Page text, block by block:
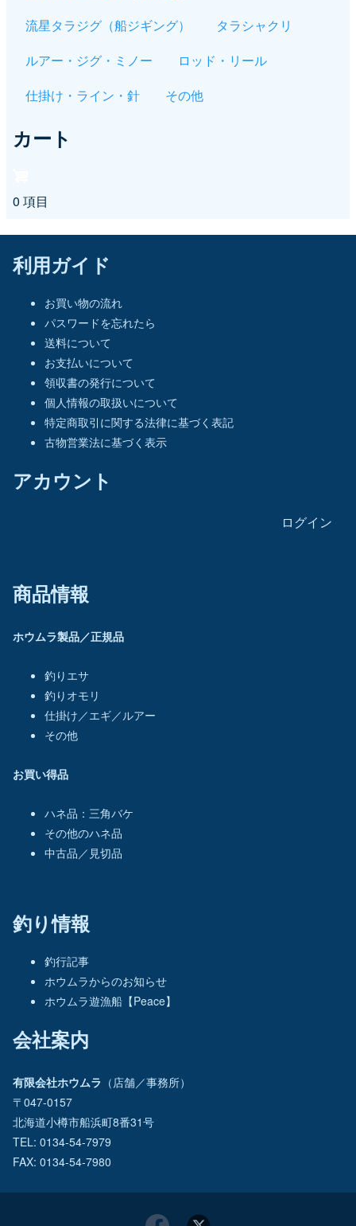
流星タラジグ（船ジギング）
タラシャクリ
ルアー・ジグ・ミノー
ロッド・リール
仕掛け・ライン・針
その他
カート
0 項目
利用ガイド
お買い物の流れ
パスワードを忘れたら
送料について
お支払いについて
領収書の発行について
個人情報の取扱いについて
特定商取引に関する法律に基づく表記
古物営業法に基づく表示
アカウント
ログイン
商品情報
ホウムラ製品／正規品
釣りエサ
釣りオモリ
仕掛け／エギ／ルアー
その他
お買い得品
ハネ品：三角バケ
その他のハネ品
中古品／見切品
釣り情報
釣行記事
ホウムラからのお知らせ
ホウムラ遊漁船【Peace】
会社案内
有限会社ホウムラ （店舗／事務所）
〒047-0157
北海道小樽市船浜町8番31号
TEL: 0134-54-7979
FAX: 0134-54-7980